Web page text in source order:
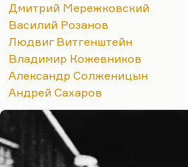
важного самого в привычку
платья». Очень многие слова
Витгенштейн их пытается
самойловски:«Их протирают,
наше ремесло».
Мне из философов ХХ
Кожев (он же Кожевников).
образом потому, что он
а не была ли вся репрессивная
Дмитрий Мережковский
Василий Розанов
Людвиг Витгенштейн
Владимир Кожевников
Александр Солженицын
Андрей Сахаров